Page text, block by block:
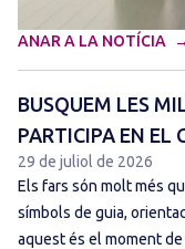
ANAR A LA NOTÍCIA
BUSQUEM LES
PARTICIPA EN EL
29 de juliol de 2026
Els fars són molt més
símbols de guia,
aquest és el moment